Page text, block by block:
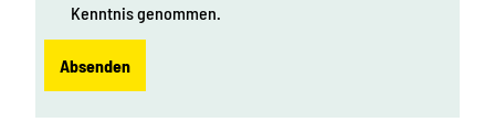
Kenntnis genommen.
Absenden